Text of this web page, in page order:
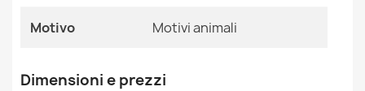
Tappeto Imitazione pelle di bovino, Mucca -1 pelle nera
MPN Kabis_14687
Motivo Motivi animali
Dimensioni e prezzi